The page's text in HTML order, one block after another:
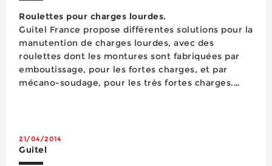
Roulettes pour charges lourdes.
Guitel France propose différentes solutions pour la
manutention de charges lourdes, avec des
roulettes dont les montures sont fabriquées par
emboutissage, pour les fortes charges, et par
mécano-soudage, pour les très fortes charges.
21/04/2014
Guitel